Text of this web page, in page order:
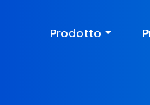
Prodotto